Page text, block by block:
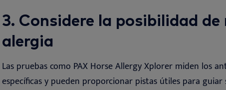
3. Considere la posibilidad
alergia
Las pruebas como PAX Horse Allergy Xplorer miden los
específicas y pueden proporcionar pistas útiles para